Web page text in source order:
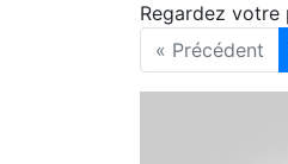
Regardez votre
« Précédent